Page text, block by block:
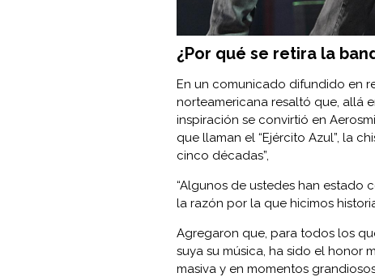
¿Por qué se retira la
En un comunicado difundido en
norteamericana resaltó que, allá
inspiración se convirtió en
que llaman el “Ejército Azul”, la
cinco décadas”,
“Algunos de ustedes han estado
la razón por la que hicimos historia
Agregaron que, para todos los
suya su música, ha sido el honor
masiva y en momentos